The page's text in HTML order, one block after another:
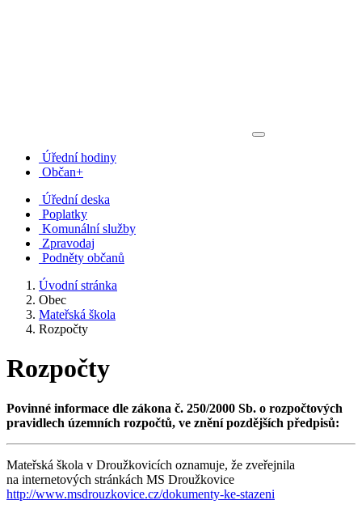
Úřední hodiny
Občan+
Úřední deska
Poplatky
Komunální služby
Zpravodaj
Podněty občanů
Úvodní stránka
Obec
Mateřská škola
Rozpočty
Rozpočty
Povinné informace dle zákona č. 250/2000 Sb. o rozpočtových
pravidlech územních rozpočtů, ve znění pozdějších předpisů:
Mateřská škola v Droužkovicích oznamuje, že zveřejnila
na internetových stránkách MS Droužkovice
http://www.msdrouzkovice.cz/dokumenty-ke-stazeni